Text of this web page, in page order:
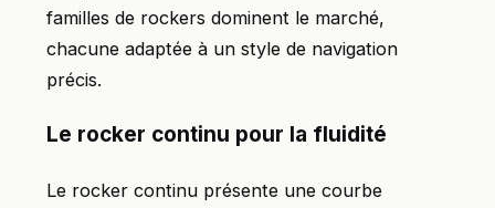
familles de rockers dominent le marché,
chacune adaptée à un style de navigation
précis.
Le rocker continu pour la fluidité
Le rocker continu présente une courbe